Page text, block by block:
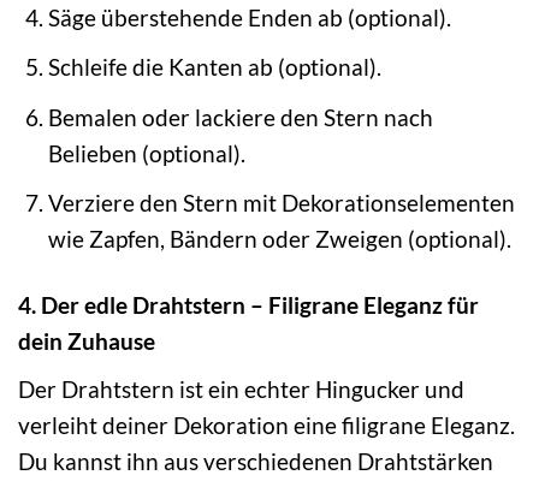
Säge überstehende Enden ab (optional).
Schleife die Kanten ab (optional).
Bemalen oder lackiere den Stern nach
Belieben (optional).
Verziere den Stern mit Dekorationselementen
wie Zapfen, Bändern oder Zweigen (optional).
4. Der edle Drahtstern – Filigrane Eleganz für
dein Zuhause
Der Drahtstern ist ein echter Hingucker und
verleiht deiner Dekoration eine filigrane Eleganz.
Du kannst ihn aus verschiedenen Drahtstärken